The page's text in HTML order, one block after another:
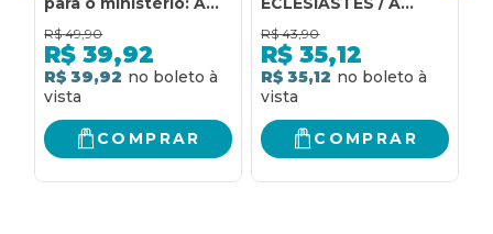
busca pela vontade
de Deus para o
ministério
R$ 49,90
R$ 39,92
R$ 39,92
COMPRAR
SABEDORIA E O BEM
VIVER: PROVÉRBIOS
R$ 43,90
R$ 35,12
R$ 35,12
COMPRAR